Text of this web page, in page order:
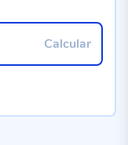
Calcular